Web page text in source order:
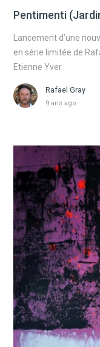
Pentimenti
Lancement d’une
en série limitée de
Etienne Yver.
Rafael Gray
9 ans ago